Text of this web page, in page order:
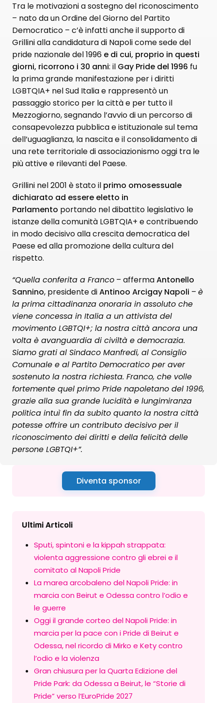
Tra le motivazioni a sostegno del riconoscimento
– nato da un Ordine del Giorno del Partito
Democratico – c’è infatti anche il supporto di
Grillini alla candidatura di Napoli come sede del
pride nazionale del 1996 e di cui, proprio in questi
giorni, ricorrono i 30 anni: il Gay Pride del 1996 fu
la prima grande manifestazione per i diritti
LGBTQIA+ nel Sud Italia e rappresentò un
passaggio storico per la città e per tutto il
Mezzogiorno, segnando l’avvio di un percorso di
consapevolezza pubblica e istituzionale sul tema
dell’uguaglianza, la nascita e il consolidamento di
una rete territoriale di associazionismo oggi tra le
più attive e rilevanti del Paese.
Grillini nel 2001 è stato il primo omosessuale
dichiarato ad essere eletto in
Parlamento portando nel dibattito legislativo le
istanze della comunità LGBTQIA+ e contribuendo
in modo decisivo alla crescita democratica del
Paese ed alla promozione della cultura del
rispetto.
“Quella conferita a Franco – affermaAntonello
Sannino, presidente diAntinoo Arcigay Napoli – è
la prima cittadinanza onoraria in assoluto che
viene concessa in Italia a un attivista del
movimento LGBTQI+; la nostra città ancora una
volta è avanguardia di civiltà e democrazia.
Siamo grati al Sindaco Manfredi, al Consiglio
Comunale e al Partito Democratico per aver
sostenuto la nostra richiesta. Franco, che volle
fortemente quel primo Pride napoletano del 1996,
grazie alla sua grande lucidità e lungimiranza
politica intuì fin da subito quanto la nostra città
potesse offrire un contributo decisivo per il
riconoscimento dei diritti e della felicità delle
persone LGBTQI+”.
Diventa sponsor
Ultimi Articoli
Sputi, spintoni e la kippah strappata:
violenta aggressione contro gli ebrei e il
comitato al Napoli Pride
La marea arcobaleno del Napoli Pride: in
marcia con Beirut e Odessa contro l’odio e
le guerre
Oggi il grande corteo del Napoli Pride: in
marcia per la pace con i Pride di Beirut e
Odessa, nel ricordo di Mirko e Kety contro
l’odio e la violenza
Gran chiusura per la Quarta Edizione del
Pride Park: da Odessa a Beirut, le “Storie di
Pride” verso l’EuroPride 2027